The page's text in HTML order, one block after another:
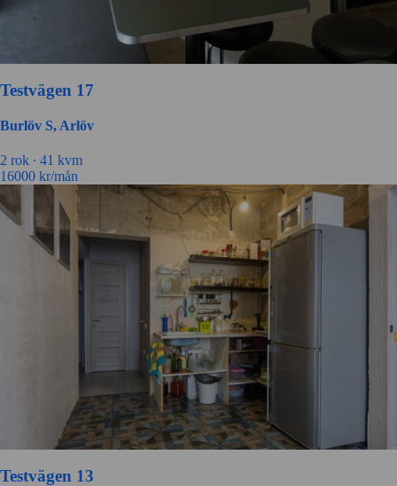
Testvägen 17
Burlöv S, Arlöv
2 rok ∙ 41 kvm
16000 kr/mån
Testvägen 13